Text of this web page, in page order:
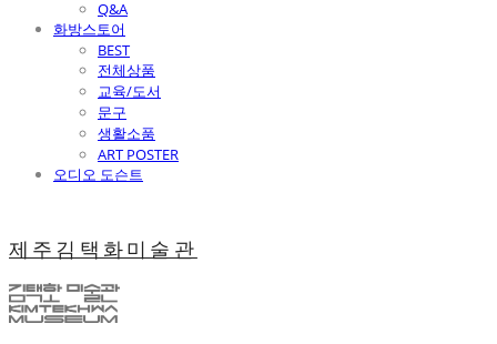
Q&A
화방스토어
BEST
전체상품
교육/도서
문구
생활소품
ART POSTER
오디오 도슨트
제주김택화미술관